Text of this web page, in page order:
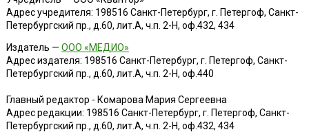
Адрес учредителя: 198516 Санкт-Петербург, г. Петергоф, Санкт-
Петербургский пр., д.60, лит.А, ч.п. 2-Н, оф.432, 434
Издатель — ООО «МЕДИО»
Адрес издателя: 198516 Санкт-Петербург, г. Петергоф, Санкт-
Петербургский пр., д.60, лит.А, ч.п. 2-Н, оф.440
Главный редактор - Комарова Мария Сергеевна
Адрес редакции: 198516 Санкт-Петербург, г. Петергоф, Санкт-
Петербургский пр., д.60, лит.А, ч.п. 2-Н, оф.432, 434